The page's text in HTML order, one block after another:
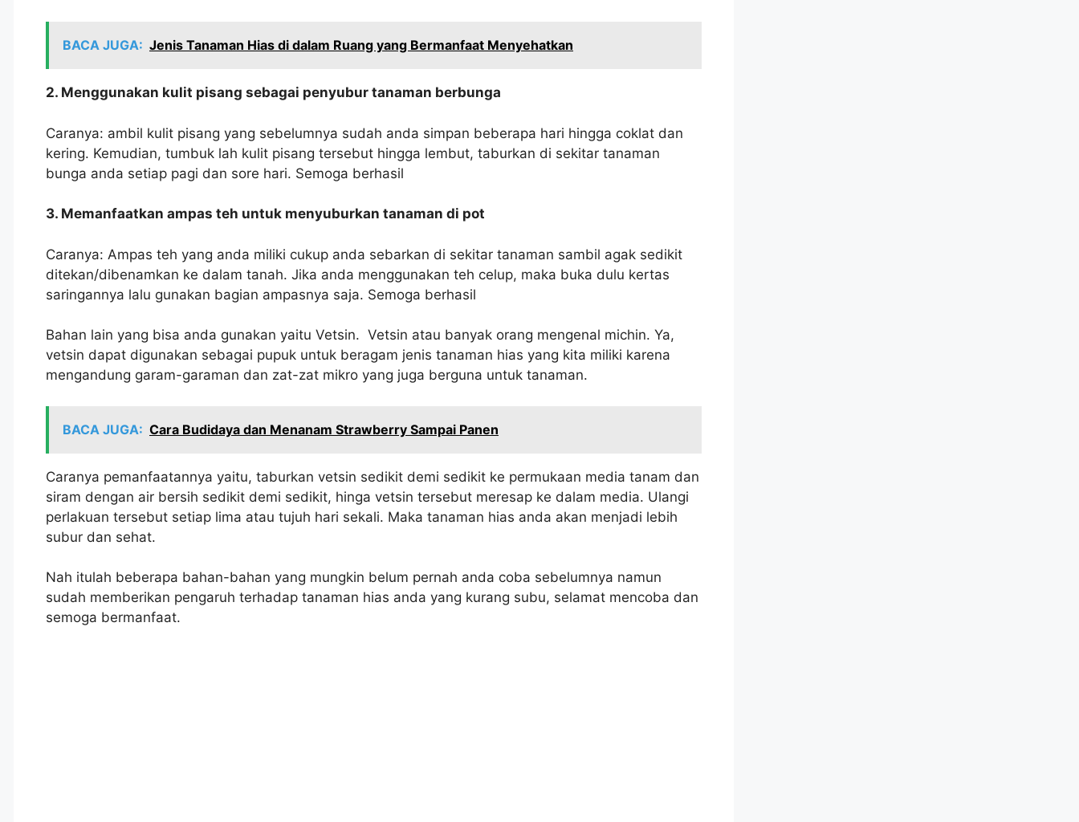
BACA JUGA: Jenis Tanaman Hias di dalam Ruang yang Bermanfaat Menyehatkan
2. Menggunakan kulit pisang sebagai penyubur tanaman berbunga
Caranya: ambil kulit pisang yang sebelumnya sudah anda simpan beberapa hari hingga coklat dan
kering. Kemudian, tumbuk lah kulit pisang tersebut hingga lembut, taburkan di sekitar tanaman
bunga anda setiap pagi dan sore hari. Semoga berhasil
3. Memanfaatkan ampas teh untuk menyuburkan tanaman di pot
Caranya: Ampas teh yang anda miliki cukup anda sebarkan di sekitar tanaman sambil agak sedikit
ditekan/dibenamkan ke dalam tanah. Jika anda menggunakan teh celup, maka buka dulu kertas
saringannya lalu gunakan bagian ampasnya saja. Semoga berhasil
Bahan lain yang bisa anda gunakan yaitu Vetsin. Vetsin atau banyak orang mengenal michin. Ya,
vetsin dapat digunakan sebagai pupuk untuk beragam jenis tanaman hias yang kita miliki karena
mengandung garam-garaman dan zat-zat mikro yang juga berguna untuk tanaman.
BACA JUGA: Cara Budidaya dan Menanam Strawberry Sampai Panen
Caranya pemanfaatannya yaitu, taburkan vetsin sedikit demi sedikit ke permukaan media tanam dan
siram dengan air bersih sedikit demi sedikit, hinga vetsin tersebut meresap ke dalam media. Ulangi
perlakuan tersebut setiap lima atau tujuh hari sekali. Maka tanaman hias anda akan menjadi lebih
subur dan sehat.
Nah itulah beberapa bahan-bahan yang mungkin belum pernah anda coba sebelumnya namun
sudah memberikan pengaruh terhadap tanaman hias anda yang kurang subu, selamat mencoba dan
semoga bermanfaat.